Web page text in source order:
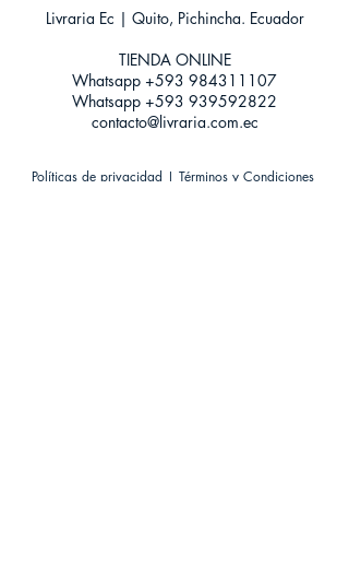
Livraria Ec | Quito, Pichincha. Ecuador
TIENDA ONLINE​
Whatsapp +593 984311107
Whatsapp +593 939592822
contacto@livraria.com.ec
Políticas de privacidad | Términos y Condiciones